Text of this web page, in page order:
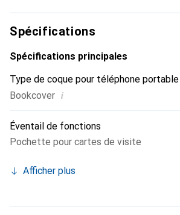
marque Noreve est un choix sûr pour
exigeante.
Spécifications
Spécifications principales
Type de coque pour téléphone portable
Bookcover i
Éventail de fonctions
Pochette pour cartes de visite
Afficher plus